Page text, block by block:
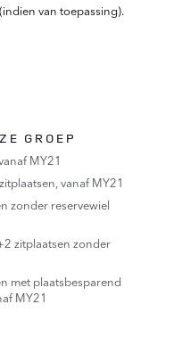
van toepassing).
GROEP
MY21
vanaf MY21
zonder reservewiel
zitplaatsen zonder
met plaatsbesparend
MY21